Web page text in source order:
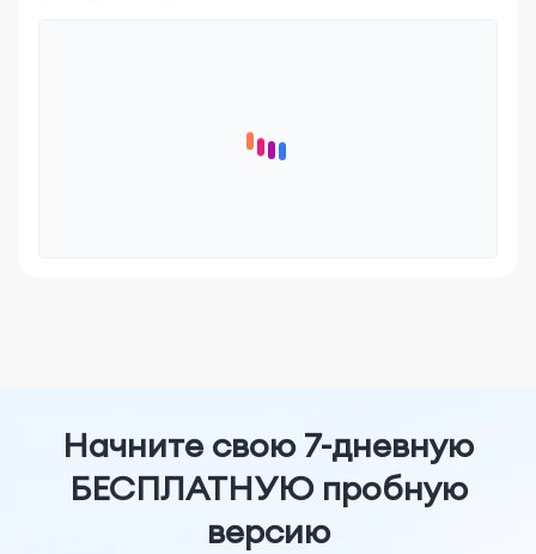
Начните свою 7-дневную
БЕСПЛАТНУЮ пробную
версию